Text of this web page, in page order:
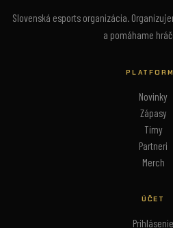
Slovenská esports organizácia.
a pomáhame
Novinky
Zápasy
Tímy
Partneri
Merch
ÚČET
Prihlásenie